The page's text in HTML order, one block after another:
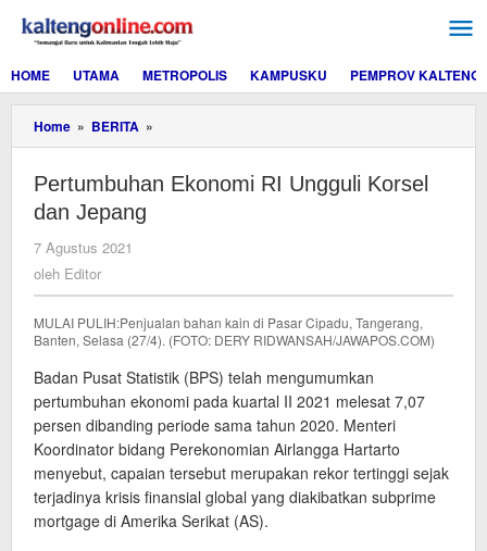
konten
HOME
UTAMA METROPOLIS KAMPUSKU PEMPROV KALTENG
Home » BERITA »
Ekonomi
Ungguli
Pertumbuhan Ekonomi RI Ungguli Korsel
dan Jepang
7 Agustus 2021
oleh Editor
MULAI PULIH:Penjualan bahan kain di Pasar Cipadu, Tangerang,
Banten, Selasa (27/4). (FOTO: DERY RIDWANSAH/JAWAPOS.COM)
Badan Pusat Statistik (BPS) telah mengumumkan
pertumbuhan ekonomi pada kuartal II 2021 melesat 7,07
persen dibanding periode sama tahun 2020. Menteri
Koordinator bidang Perekonomian Airlangga Hartarto
menyebut, capaian tersebut merupakan rekor tertinggi sejak
terjadinya krisis finansial global yang diakibatkan subprime
mortgage di Amerika Serikat (AS).